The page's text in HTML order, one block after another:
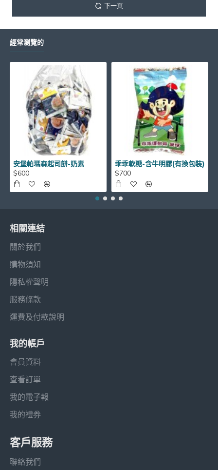
下一頁
經常瀏覽的
安堡帕瑪森起司餅-奶素
$600
乖乖軟糖-含牛明膠(有換包裝)
$700
相關連結
關於我們
購物須知
隱私權聲明
服務條款
運費及付款說明
我的帳戶
會員資料
查看訂單
我的電子報
我的禮券
客戶服務
聯絡我們